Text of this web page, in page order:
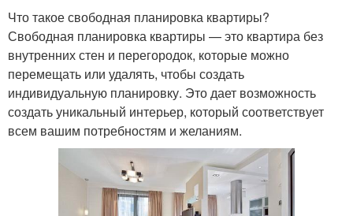
Что такое свободная планировка квартиры?
Свободная планировка квартиры — это квартира без
внутренних стен и перегородок, которые можно
перемещать или удалять, чтобы создать
индивидуальную планировку. Это дает возможность
создать уникальный интерьер, который соответствует
всем вашим потребностям и желаниям.